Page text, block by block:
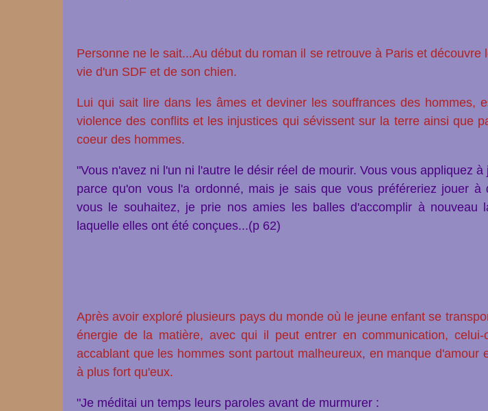
Personne ne le sait...Au début du roman il se retrouve à Paris et découvre
vie d'un SDF et de son chien.
Lui qui sait lire dans les âmes et deviner les souffrances des hommes,
violence des conflits et les injustices qui sévissent sur la terre ainsi que
coeur des hommes.
"Vous n'avez ni l'un ni l'autre le désir réel de mourir. Vous vous appliquez
parce qu'on vous l'a ordonné, mais je sais que vous préféreriez jouer à
vous le souhaitez, je prie nos amies les balles d'accomplir à nouveau
laquelle elles ont été conçues...(p 62)
Après avoir exploré plusieurs pays du monde où le jeune enfant se
énergie de la matière, avec qui il peut entrer en communication,
accablant que les hommes sont partout malheureux, en manque d'amour
à plus fort qu'eux.
"Je méditai un temps leurs paroles avant de murmurer :